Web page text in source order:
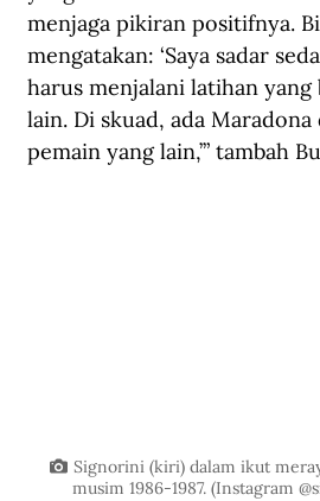
menjaga pikiran positifnya.
mengatakan: ‘Saya sadar
harus menjalani latihan yang
lain. Di skuad, ada Maradona
pemain yang lain,’” tambah
Signorini (kiri) dalam ikut
musim 1986-1987. (Instagram